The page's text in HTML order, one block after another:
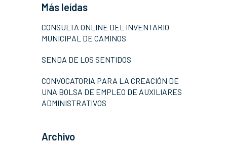
Más leídas
CONSULTA ONLINE DEL INVENTARIO
MUNICIPAL DE CAMINOS
SENDA DE LOS SENTIDOS
CONVOCATORIA PARA LA CREACIÓN DE
UNA BOLSA DE EMPLEO DE AUXILIARES
ADMINISTRATIVOS
Archivo